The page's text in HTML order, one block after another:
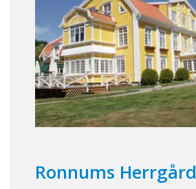
Ronnums Herrgård